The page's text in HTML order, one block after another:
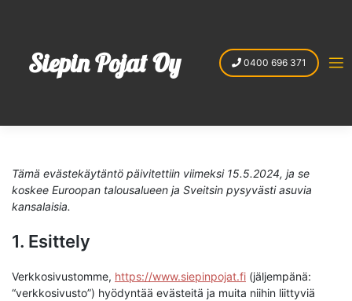
Siepin Pojat Oy 0400 696 371
Tämä evästekäytäntö päivitettiin viimeksi 15.5.2024, ja se
koskee Euroopan talousalueen ja Sveitsin pysyvästi asuvia
kansalaisia.
1. Esittely
Verkkosivustomme, https://www.siepinpojat.fi (jäljempänä:
“verkkosivusto”) hyödyntää evästeitä ja muita niihin liittyviä